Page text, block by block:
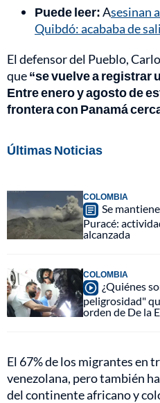
Puede leer:Asesinan
Quibdó: acababa de
El defensor del Pueblo,
que“se vuelve a registrar
Entre enero y agosto de
frontera con Panamá
Últimas Noticias
COLOMBIA
Se
Puracé:
alcanzada
COLOMBIA
¿Quiénes
peligrosidad"
orden de De la
El 67% de los migrantes en
venezolana, pero también
del continente africano y